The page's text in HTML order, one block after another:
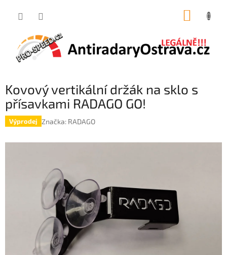
Kovový vertikální držák na sklo s
přísavkami RADAGO GO!
Výprodej Značka: RADAGO